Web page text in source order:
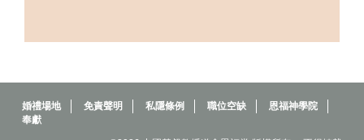
婚禮場地 免責聲明 私隱條例 職位空缺
恩福神學院
奉獻